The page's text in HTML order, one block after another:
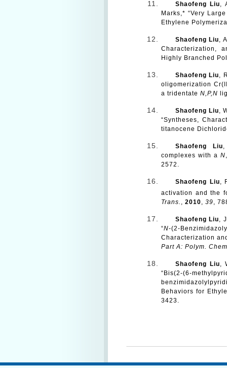
Shaofeng Liu,
Marks,* “Very
Ethylene
Shaofeng Liu,
Characterization,
Highly Branched
Shaofeng Liu,
oligomerization
a tridentate N,P,N
Shaofeng Liu,
“Syntheses,
titanocene
Shaofeng Liu,
complexes with aN
2572.
Shaofeng Liu,
activation and the
Trans. , 2010, 39,
Shaofeng Liu,
“N-(2-
Characterization
Part A: Polym.
Shaofeng Liu,
“Bis(2-(6-
Behaviors for
3423.